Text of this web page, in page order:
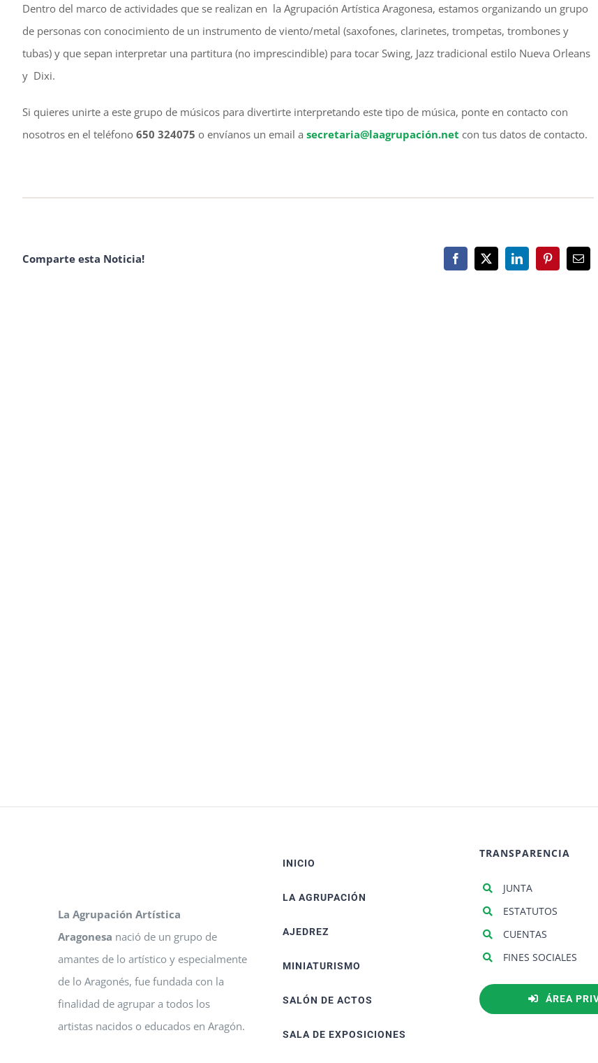
Dentro del marco de actividades que se realizan en la Agrupación Artística Aragonesa, estamos organizando un grupo
de personas con conocimiento de un instrumento de viento/metal (saxofones, clarinetes, trompetas, trombones y
tubas) y que sepan interpretar una partitura (no imprescindible) para tocar Swing, Jazz tradicional estilo Nueva Orleans
y Dixi.
Si quieres unirte a este grupo de músicos para divertirte interpretando este tipo de música, ponte en contacto con
nosotros en el teléfono 650 324075 o envíanos un email a secretaria@laagrupación.net con tus datos de contacto.
Comparte esta Noticia!
La Agrupación Artística
Aragonesa nació de un grupo de
amantes de lo artístico y especialmente
de lo Aragonés, fue fundada con la
finalidad de agrupar a todos los
artistas nacidos o educados en Aragón.
INICIO
LA AGRUPACIÓN
AJEDREZ
MINIATURISMO
SALÓN DE ACTOS
SALA DE EXPOSICIONES
TRANSPARENCIA
JUNTA
ESTATUTOS
CUENTAS
FINES SOCIALES
ÁREA